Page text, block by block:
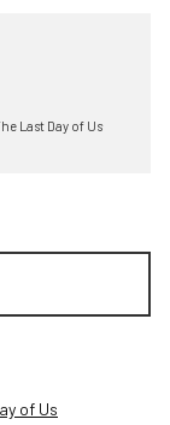
Last Day of Us
of Us